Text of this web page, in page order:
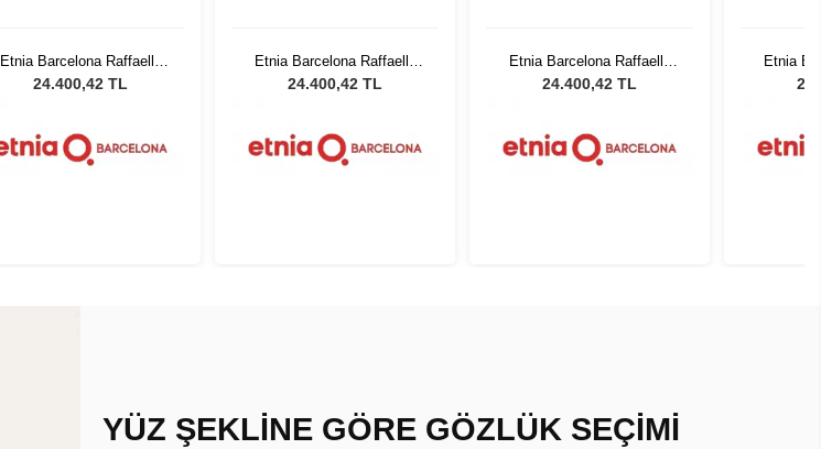
Etnia Barcelona Raffaella
HV 54
24.400,42 TL
Etnia Barcelona Raffaella
HV 54
24.400,42 TL
Etnia Barcelona Raffaella
HV 54
24.400,42 TL
Etnia
YÜZ ŞEKLİNE GÖRE GÖZLÜK SEÇİMİ